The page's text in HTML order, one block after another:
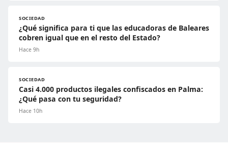
SOCIEDAD
¿Qué significa para ti que las educadoras de Baleares
cobren igual que en el resto del Estado?
Hace 9h
SOCIEDAD
Casi 4.000 productos ilegales confiscados en Palma:
¿Qué pasa con tu seguridad?
Hace 10h